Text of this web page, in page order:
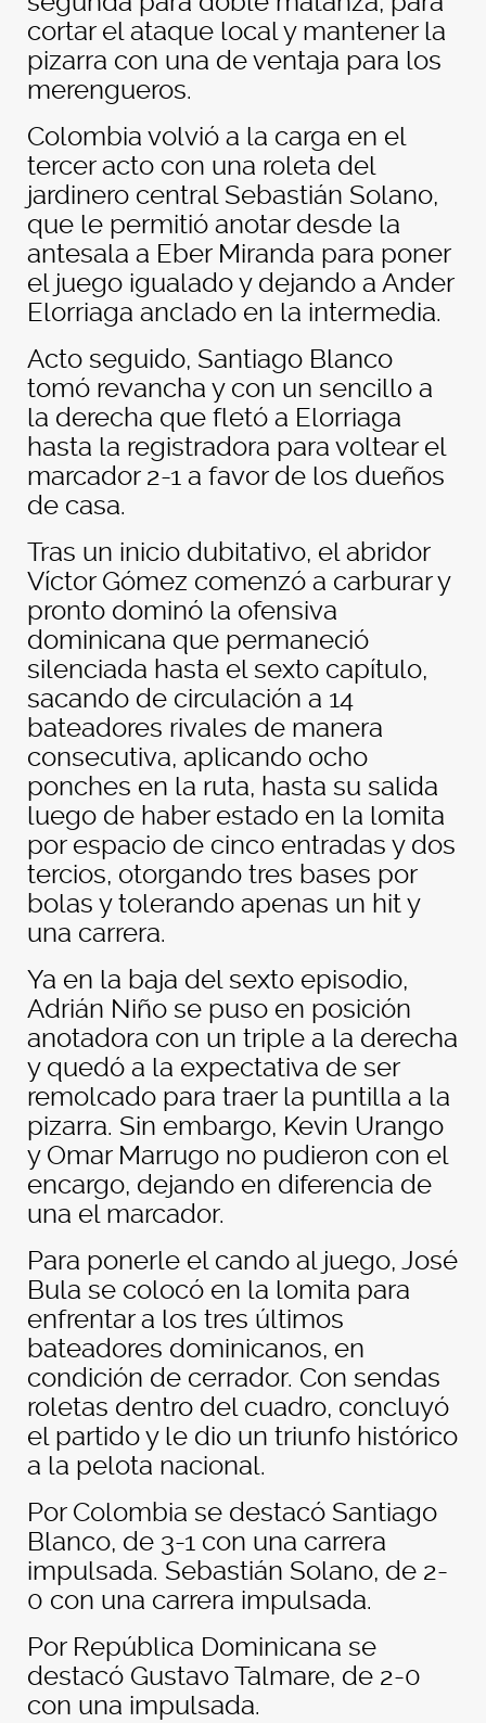
cortar el ataque local y mantener la
pizarra con una de ventaja para los
merengueros.
Colombia volvió a la carga en el
tercer acto con una roleta del
jardinero central Sebastián Solano,
que le permitió anotar desde la
antesala a Eber Miranda para poner
el juego igualado y dejando a Ander
Elorriaga anclado en la intermedia.
Acto seguido, Santiago Blanco
tomó revancha y con un sencillo a
la derecha que fletó a Elorriaga
hasta la registradora para voltear el
marcador 2-1 a favor de los dueños
de casa.
Tras un inicio dubitativo, el abridor
Víctor Gómez comenzó a carburar y
pronto dominó la ofensiva
dominicana que permaneció
silenciada hasta el sexto capítulo,
sacando de circulación a 14
bateadores rivales de manera
consecutiva, aplicando ocho
ponches en la ruta, hasta su salida
luego de haber estado en la lomita
por espacio de cinco entradas y dos
tercios, otorgando tres bases por
bolas y tolerando apenas un hit y
una carrera.
Ya en la baja del sexto episodio,
Adrián Niño se puso en posición
anotadora con un triple a la derecha
y quedó a la expectativa de ser
remolcado para traer la puntilla a la
pizarra. Sin embargo, Kevin Urango
y Omar Marrugo no pudieron con el
encargo, dejando en diferencia de
una el marcador.
Para ponerle el cando al juego, José
Bula se colocó en la lomita para
enfrentar a los tres últimos
bateadores dominicanos, en
condición de cerrador. Con sendas
roletas dentro del cuadro, concluyó
el partido y le dio un triunfo histórico
a la pelota nacional.
Por Colombia se destacó Santiago
Blanco, de 3-1 con una carrera
impulsada. Sebastián Solano, de 2-
0 con una carrera impulsada.
Por República Dominicana se
destacó Gustavo Talmare, de 2-0
con una impulsada.